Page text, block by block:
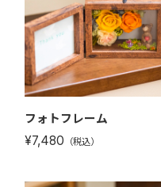
フォトフレーム
¥7,480 （税込）